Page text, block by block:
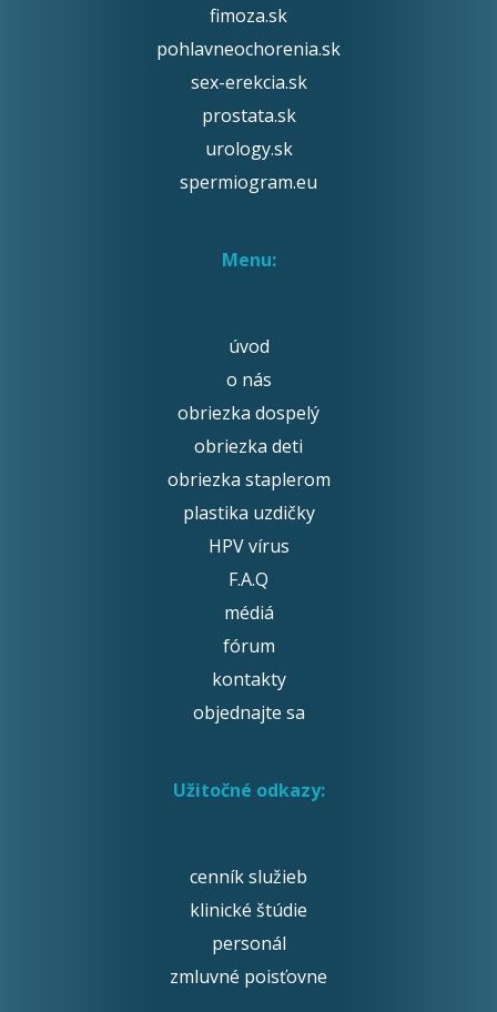
fimoza.sk
pohlavneochorenia.sk
sex-erekcia.sk
prostata.sk
urology.sk
spermiogram.eu
Menu:
úvod
o nás
obriezka dospelý
obriezka deti
obriezka staplerom
plastika uzdičky
HPV vírus
F.A.Q
médiá
fórum
kontakty
objednajte sa
Užitočné odkazy:
cenník služieb
klinické štúdie
personál
zmluvné poisťovne